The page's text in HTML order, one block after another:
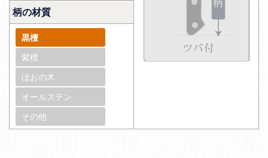
柄の材質
黒檀
紫檀
ほおの木
オールステン
その他